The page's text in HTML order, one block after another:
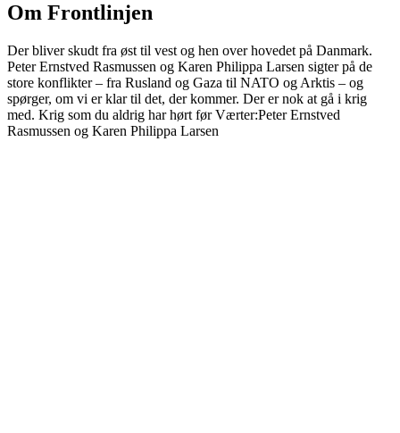
Om Frontlinjen
Der bliver skudt fra øst til vest og hen over hovedet på Danmark.
Peter Ernstved Rasmussen og Karen Philippa Larsen sigter på de
store konflikter – fra Rusland og Gaza til NATO og Arktis – og
spørger, om vi er klar til det, der kommer. Der er nok at gå i krig
med. Krig som du aldrig har hørt før Værter:Peter Ernstved
Rasmussen og Karen Philippa Larsen